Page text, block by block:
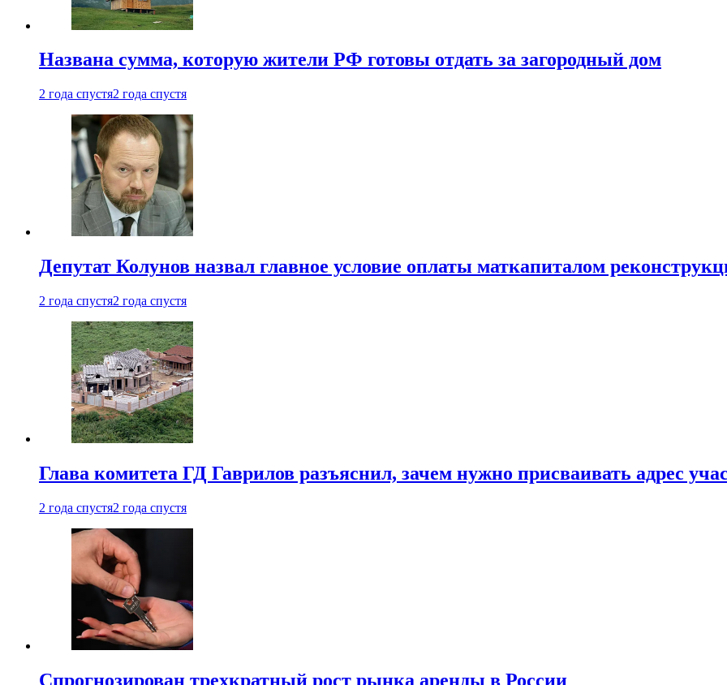
Названа сумма, которую жители РФ готовы отдать за загородный дом
2 года спустя2 года спустя
Депутат Колунов назвал главное условие оплаты маткапиталом
2 года спустя2 года спустя
Глава комитета ГД Гаврилов разъяснил, зачем нужно присваивать адрес
2 года спустя2 года спустя
Спрогнозирован трехкратный рост рынка аренды в России